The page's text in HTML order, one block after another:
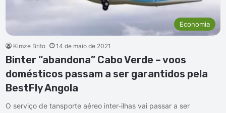
Economia
Kimze Brito 14 de maio de 2021
Binter “abandona” Cabo Verde – voos
domésticos passam a ser garantidos pela
BestFly Angola
O serviço de tansporte aéreo inter-ilhas vai passar a ser